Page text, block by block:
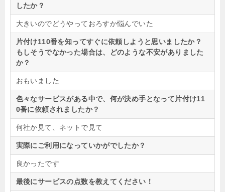
したか？
大きいのでどうやっておろすか悩んでいた
片付け110番を知ってすぐに依頼しようと思いましたか？
もしそうでなかった場合は、どのような不安がありました
か？
おもいました
色々なサービスがある中で、何が決め手となって片付け11
0番に依頼されましたか？
何社か見て、ネットで見て
実際にご利用になっていかがでしたか？
良かったです
最後にサービスの点数を教えてください！